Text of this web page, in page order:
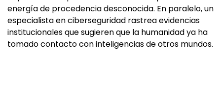
energía de procedencia desconocida. En paralelo, un
especialista en ciberseguridad rastrea evidencias
institucionales que sugieren que la humanidad ya ha
tomado contacto con inteligencias de otros mundos.